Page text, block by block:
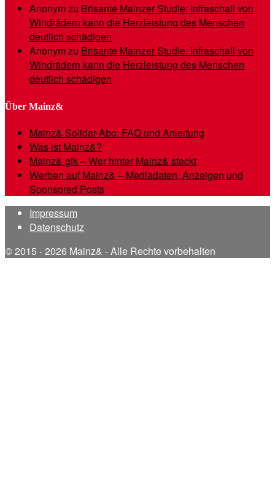
Anonymzu Brisante Mainzer Studie: Infraschall von
Windrädern kann die Herzleistung des Menschen
deutlich schädigen
Anonymzu Brisante Mainzer Studie: Infraschall von
Windrädern kann die Herzleistung des Menschen
deutlich schädigen
Über Mainz&
Mainz& Solidar-Abo: FAQ und Anleitung
Was ist Mainz&?
Mainz& gik – Wer hinter Mainz& steckt
Werben auf Mainz& – Mediadaten, Anzeigen und
Sponsored Posts
Impressum
Datenschutz
© 2015 - 2026 Mainz& - Alle Rechte vorbehalten